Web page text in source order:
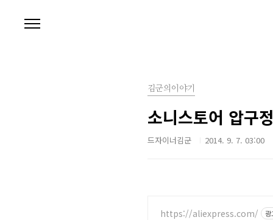
김군의이야기
소니스토어 압구
드자이너김군 2014. 9. 7. 03:00
https://aliexpress.com/ 광